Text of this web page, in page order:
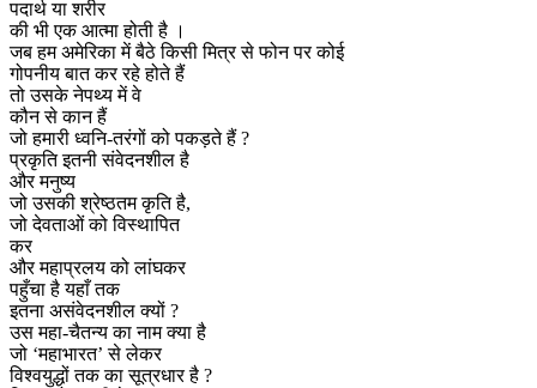
पदार्थ या शरीर
की भी एक आत्मा होती है ।
जब हम अमेरिका में बैठे किसी मित्र से फोन पर कोई
गोपनीय बात कर रहे होते हैं
तो उसके नेपथ्य में वे
कौन से कान हैं
जो हमारी ध्वनि-तरंगों को पकड़ते हैं ?
प्रकृति इतनी संवेदनशील है
और मनुष्य
जो उसकी श्रेष्ठतम कृति है,
जो देवताओं को विस्थापित
कर
और महाप्रलय को लांघकर
पहुँचा है यहाँ तक
इतना असंवेदनशील क्यों ?
उस महा-चैतन्य का नाम क्या है
जो ‘महाभारत’ से लेकर
विश्वयुद्धों तक का सूत्रधार है ?